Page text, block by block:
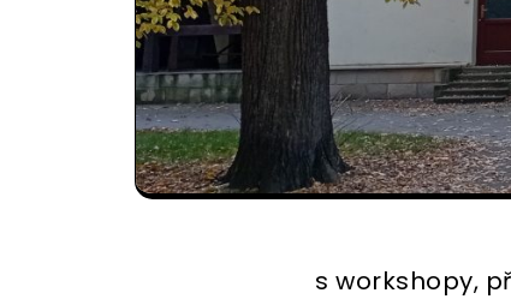
s workshopy,